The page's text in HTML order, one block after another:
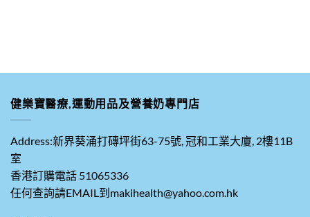
健樂寶醫療,運動用品及營養奶專門店
Address:新界葵涌打磚坪街63-75號, 冠和工業大廈, 2樓11B
室
香港訂購電話 51065336
任何查詢請EMAIL到makihealth@yahoo.com.hk